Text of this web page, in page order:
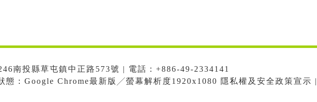
南投縣草屯鎮中正路573號 | 電話：+886-49-2334141
態：Google Chrome最新版╱螢幕解析度1920x1080 隱私權及安全政策宣示